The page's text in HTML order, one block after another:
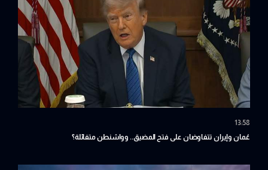
13:58
عُمان وإيران تتفاوضان على فتح المضيق.. وواشنطن متفائلة؟